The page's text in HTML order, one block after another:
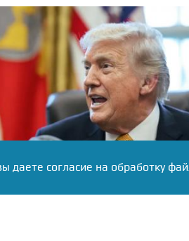
даете согласие на обработку